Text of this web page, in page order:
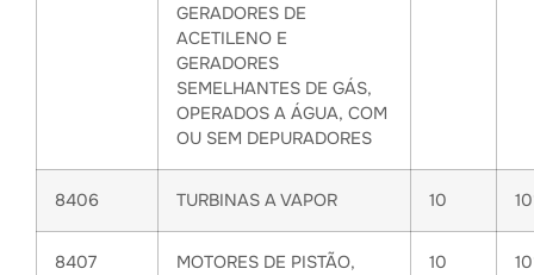
GERADORES DE
ACETILENO E
GERADORES
SEMELHANTES DE GÁS,
OPERADOS A ÁGUA, COM
OU SEM DEPURADORES
8406 TURBINAS A VAPOR 10
8407
MOTORES DE PISTÃO,
10